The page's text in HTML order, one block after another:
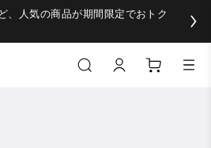
、人気の商品が期間限定でおトク